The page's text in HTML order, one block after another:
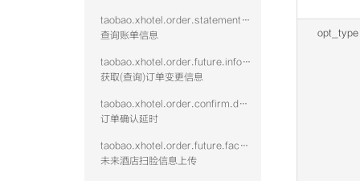
taobao.xhotel.order.statement.get
查询账单信息
taobao.xhotel.order.future.info.get
获取(查询)订单变更信息
taobao.xhotel.order.confirm.delay
订单确认延时
taobao.xhotel.order.future.facescan.put
未来酒店扫脸信息上传
opt_type